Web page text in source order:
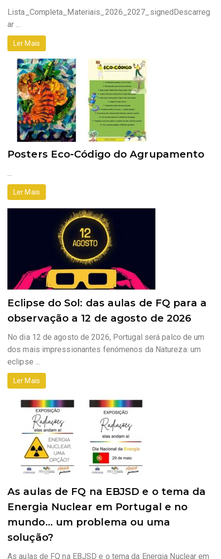
Lista_Completa_Materiais_2026_2027_signedDescarreg
ar ...
Ler Mais
Posters Eco-Código do Agrupamento
...
Ler Mais
Eclipse do Sol: das aulas de FQ para a
observação a 12 de agosto de 2026
No dia 12 de agosto de 2026, Portugal será palco de um
dos mais impressionantes fenómenos da Natureza: um
eclipse ...
Ler Mais
As aulas de FQ na EBJSD e o tema da
Energia Nuclear em Portugal e no
mundo… um problema ou uma
solução?
As aulas de FQ na EBJSD e o tema da Energia Nuclear em